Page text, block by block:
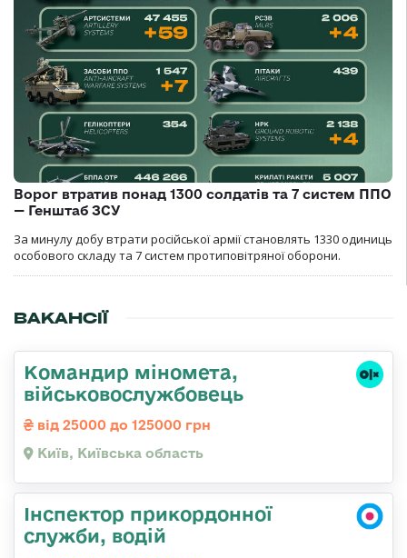
Ворог втратив понад 1300 солдатів та 7 систем ППО
— Генштаб ЗСУ
За минулу добу втрати російської армії становлять 1330 одиниць
особового складу та 7 систем протиповітряної оборони.
ВАКАНСІЇ
Командиp міномета,
військовослужбовець
від 25000 до 125000 грн
Київ, Київська область
Інспектор прикордонної
служби, водій